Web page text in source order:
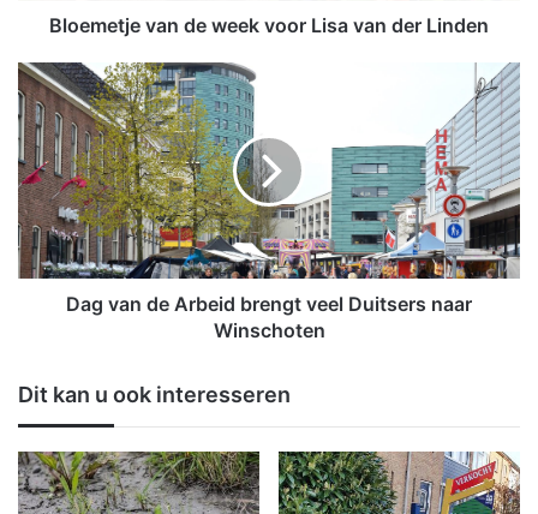
n
d
e
w
e
e
k
v
o
s
a
v
a
n
Bloemetje van de week voor Lisa van der Linden
D
a
g
v
a
n
d
e
A
d
b
r
e
n
Dag van de Arbeid brengt veel Duitsers naar
Winschoten
Dit kan u ook interesseren